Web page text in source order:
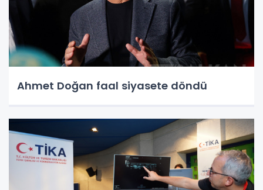
Ahmet Doğan faal siyasete döndü